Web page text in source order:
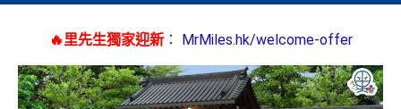
🔥里先生獨家迎新： MrMiles.hk/welcome-offer